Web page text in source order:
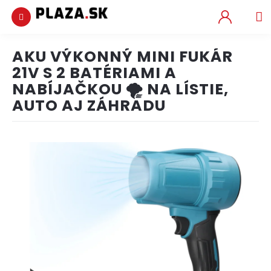
Prejsť
obsah
Obchodné
podmienky
ochrany
osobných
údajov
Preprava
a
platba
AKU VÝKONNÝ MINI FUKÁR
21V S 2 BATÉRIAMI A
NABÍJAČKOU 🌪️ NA LÍSTIE,
AUTO AJ ZÁHRADU